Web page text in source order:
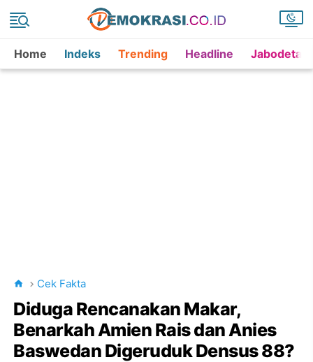
Home Indeks Trending Headline
Cek Fakta
Diduga Rencanakan Makar,
Benarkah Amien Rais dan Anies
Baswedan Digeruduk Densus 88?